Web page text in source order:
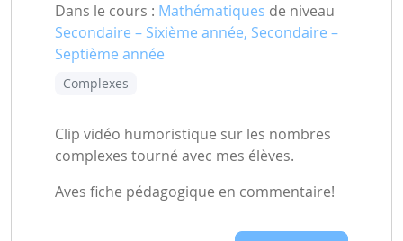
Dans le cours : Mathématiques de niveau
Secondaire – Sixième année, Secondaire –
Septième année
Complexes
Clip vidéo humoristique sur les nombres
complexes tourné avec mes élèves.
Aves fiche pédagogique en commentaire!